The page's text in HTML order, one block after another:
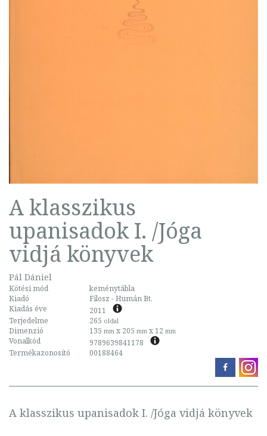
A klasszikus
upanisadok I. /Jóga
vidjá könyvek
Pál Dániel
Kötési mód
keménytábla
Kiadó
Filosz - Humán Bt.
Kiadás éve
2011
Terjedelme
265 oldal
Dimenzió 135 mm x 205 mm x 12 mm
Vonalkód
9789639841178
Termékazonosító
00188464
A klasszikus upanisadok I. /Jóga vidjá könyvek